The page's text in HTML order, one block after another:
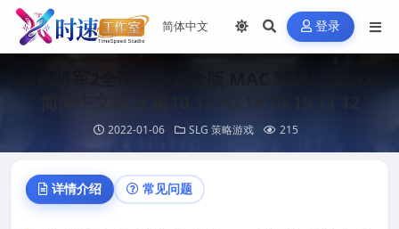
登录
幕府将军2全面战争黄金版 MAC 苹果电脑游戏
简体中文版 支援10.13 10.14 10.15 11 12
2022-01-06 SLG 策略游戏 215
详情介绍 常见问题